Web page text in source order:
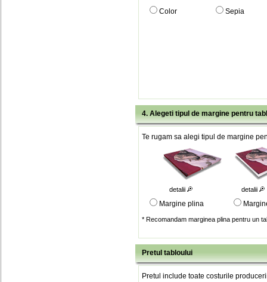
Color Sepia
4. Alegeti tipul de margine pentru
Te rugam sa alegi tipul de margine
detalii detalii
Margine plina
* Recomandam marginea plina pentru un
Pretul tabloului
Pretul include toate costurile